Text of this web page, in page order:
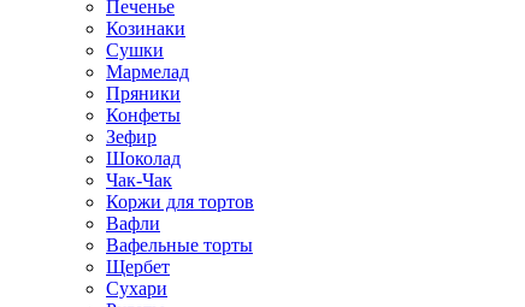
Печенье
Козинаки
Сушки
Мармелад
Пряники
Конфеты
Зефир
Шоколад
Чак-Чак
Коржи для тортов
Вафли
Вафельные торты
Щербет
Сухари